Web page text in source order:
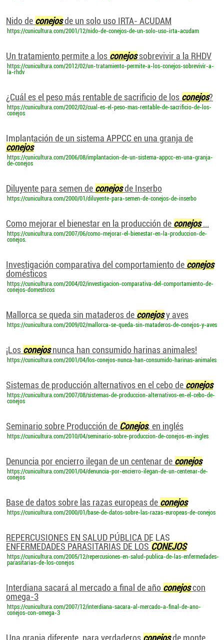
Nido de conejosde un solo uso IRTA- ACUDAM
https://cunicultura.com/2001/12/nido-de-conejos-de-un-solo-uso-irta-acudam
Un tratamiento permite a los conejossobrevivir a la RHDV
https://cunicultura.com/2012/02/un-tratamiento-permite-a-los-conejos-sobrevivir-a-
la-rhdv
¿Cuál es el peso más rentable de sacrificio de los conejos?
https://cunicultura.com/2002/02/cual-es-el-peso-mas-rentable-de-sacrificio-de-los-
conejos
Implantación de un sistema APPCC en una granja de
conejos
https://cunicultura.com/2006/08/implantacion-de-un-sistema-appcc-en-una-granja-
de-conejos
Diluyente para semen de conejosde Inserbo
https://cunicultura.com/2000/01/diluyente-para-semen-de-conejos-de-inserbo
Como mejorar el bienestar en la producción de conejos...
https://cunicultura.com/2007/06/como-mejorar-el-bienestar-en-la-produccion-de-
conejos.
Investigación comparativa del comportamiento de conejos
domésticos
https://cunicultura.com/2004/02/investigacion-comparativa-del-comportamiento-de-
conejos-domesticos
Mallorca se queda sin mataderos de conejosy aves
https://cunicultura.com/2009/02/mallorca-se-queda-sin-mataderos-de-conejos-y-aves
¡Los conejosnunca han consumido harinas animales!
https://cunicultura.com/2001/04/los-conejos-nunca-han-consumido-harinas-animales
Sistemas de producción alternativos en el cebo de conejos
https://cunicultura.com/2007/08/sistemas-de-produccion-alternativos-en-el-cebo-de-
conejos
Seminario sobre Producción de Conejos, en inglés
https://cunicultura.com/2010/04/seminario-sobre-produccion-de-conejos-en-ingles
Denuncia por encierro ilegan de un centenar de conejos
https://cunicultura.com/2001/04/denuncia-por-encierro-ilegan-de-un-centenar-de-
conejos
Base de datos sobre las razas europeas de conejos
https://cunicultura.com/2000/01/base-de-datos-sobre-las-razas-europeas-de-conejos
REPERCUSIONES EN SALUD PÚBLICA DE LAS
ENFERMEDADES PARASITARIAS DE LOS CONEJOS
https://cunicultura.com/2005/12/repercusiones-en-salud-publica-de-las-enfermedades-
parasitarias-de-los-conejos
Interdiana sacará al mercado a final de año conejoscon
omega-3
https://cunicultura.com/2007/12/interdiana-sacara-al-mercado-a-final-de-ano-
conejos-con-omega-3
Una granja diferente, para verdaderos conejosde monte